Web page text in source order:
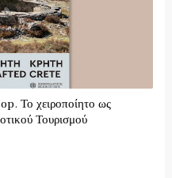
Το χειροποίητο ως
Τουρισμού